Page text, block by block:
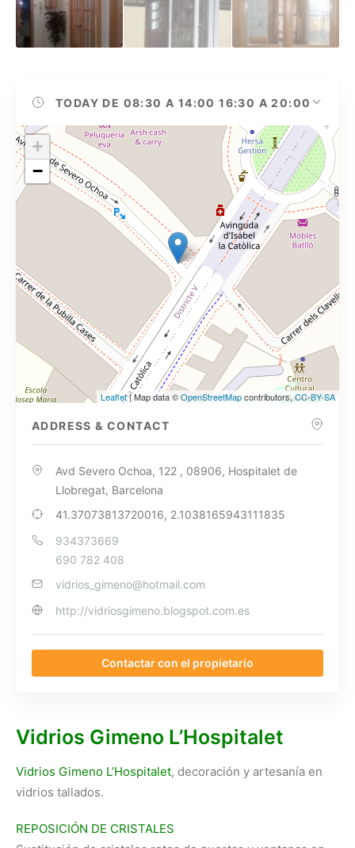
TODAY DE 08:30 A 14:00 16:30 A 20:00
+
−
Leaflet| Map data ©OpenStreetMapcontributors,CC-BY-SA
ADDRESS & CONTACT
Avd Severo Ochoa, 122 , 08906, Hospitalet de
Llobregat, Barcelona
41.37073813720016, 2.1038165943111835
934373669
690 782 408
vidrios_gimeno@hotmail.com
http://vidriosgimeno.blogspot.com.es
Contactar con el propietario
Vidrios Gimeno L’Hospitalet
Vidrios Gimeno L’Hospitalet, decoración y artesanía en
vidrios tallados.
REPOSICIÓN DE CRISTALES